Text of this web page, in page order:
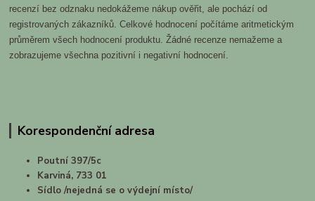
recenzí bez odznaku nedokážeme nákup ověřit, ale pochází od
registrovaných zákazníků. Celkové hodnocení počítáme aritmetickým
průměrem všech hodnocení produktu. Žádné recenze nemažeme a
zobrazujeme všechna pozitivní i negativní hodnocení.
Korespondenční adresa
Poutní 397/5c
Karviná, 733 01
Sídlo /nejedná se o výdejní místo/